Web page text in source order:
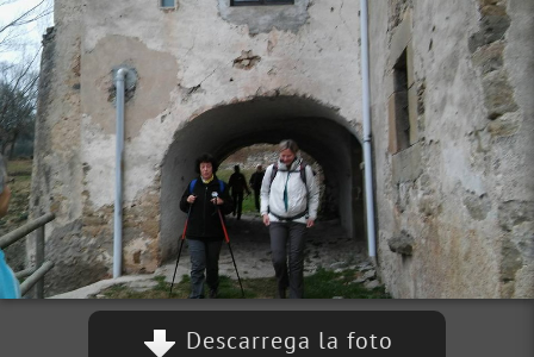
Descarrega la foto